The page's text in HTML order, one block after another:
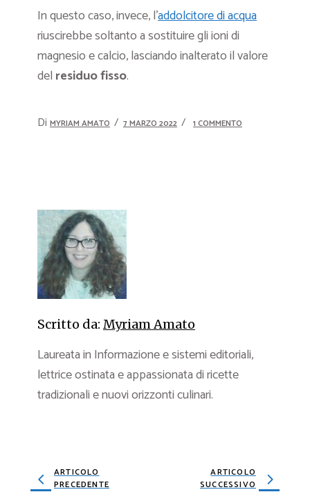
In questo caso, invece, l’addolcitore di acqua
riuscirebbe soltanto a sostituire gli ioni di
magnesio e calcio, lasciando inalterato il valore
del residuo fisso.
Di MYRIAM AMATO 7 MARZO 2022 1 COMMENTO
Scritto da: Myriam Amato
Laureata in Informazione e sistemi editoriali,
lettrice ostinata e appassionata di ricette
tradizionali e nuovi orizzonti culinari.
ARTICOLO
PRECEDENTE
ARTICOLO
SUCCESSIVO